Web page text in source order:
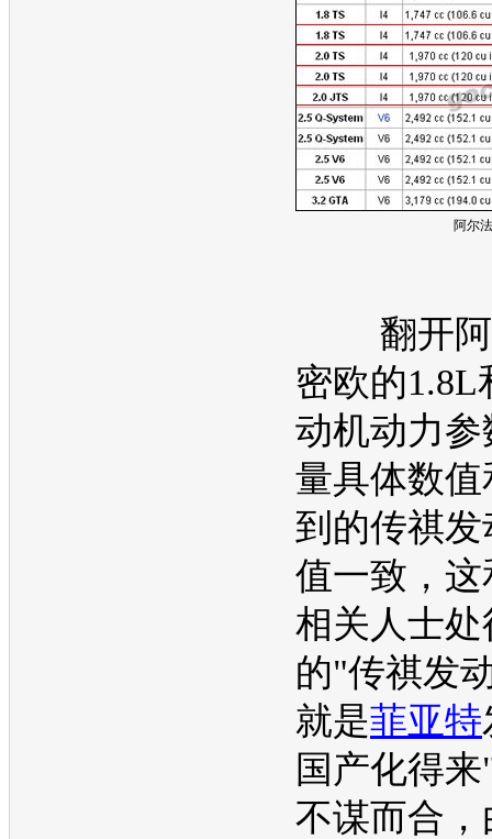
阿尔
翻开阿
密欧的1.8L
动机动力参
量具体数
到的传祺发
值一致，
相关人士处
的"传祺发
就是菲亚特
国产化得
不谋而合，